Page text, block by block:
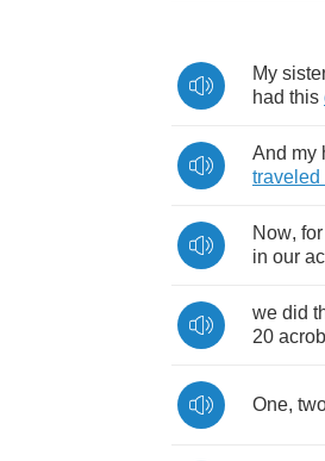
My
had this
And my
traveled
Now, for
in our
we did
20
One,